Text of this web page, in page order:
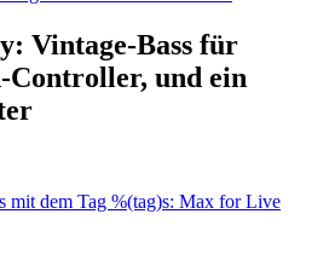
Vintage-Bass für
Controller, und ein
mit dem Tag %(tag)s: Max for Live